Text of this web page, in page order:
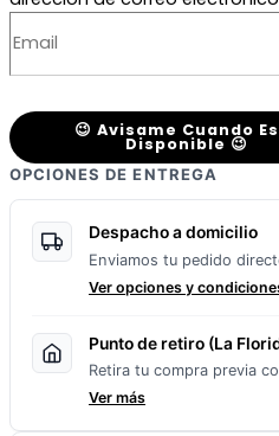
😉 Avisame Cuando
Disponible 😉
OPCIONES DE ENTREGA
Despacho a domicilio
Enviamos tu pedido
Ver opciones y
Punto de retiro (La
Retira tu compra previa
Ver más